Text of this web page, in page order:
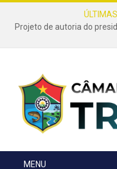
MENU